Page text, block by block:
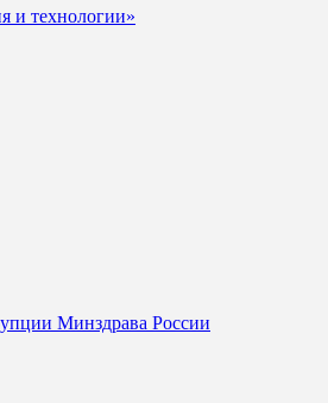
и технологии»
Минздрава России